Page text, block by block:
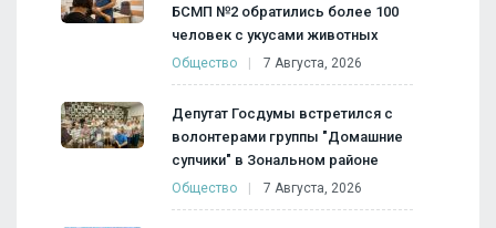
БСМП №2 обратились более 100
человек с укусами животных
Общество 7 Августа, 2026
Депутат Госдумы встретился с
волонтерами группы "Домашние
супчики" в Зональном районе
Общество 7 Августа, 2026